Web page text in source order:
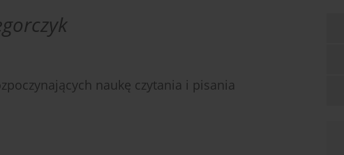
naukę czytania i pisania